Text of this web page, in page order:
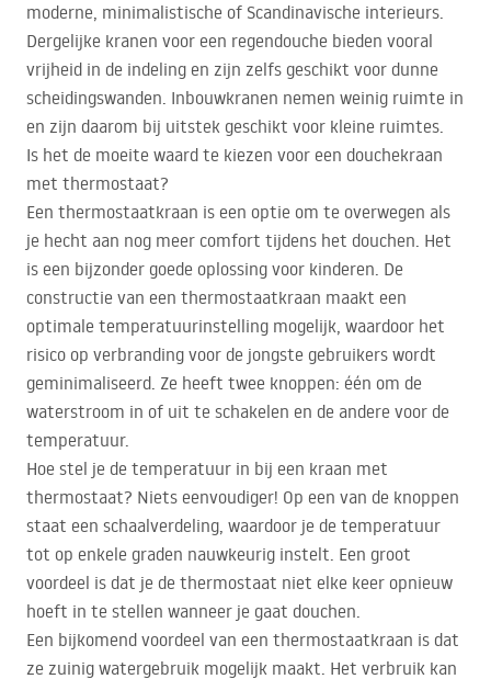
moderne, minimalistische of Scandinavische interieurs.
Dergelijke kranen voor een regendouche bieden vooral
vrijheid in de indeling en zijn zelfs geschikt voor dunne
scheidingswanden. Inbouwkranen nemen weinig ruimte in
en zijn daarom bij uitstek geschikt voor kleine ruimtes.
Is het de moeite waard te kiezen voor een douchekraan
met thermostaat?
Een thermostaatkraan is een optie om te overwegen als
je hecht aan nog meer comfort tijdens het douchen. Het
is een bijzonder goede oplossing voor kinderen. De
constructie van een thermostaatkraan maakt een
optimale temperatuurinstelling mogelijk, waardoor het
risico op verbranding voor de jongste gebruikers wordt
geminimaliseerd. Ze heeft twee knoppen: één om de
waterstroom in of uit te schakelen en de andere voor de
temperatuur.
Hoe stel je de temperatuur in bij een kraan met
thermostaat? Niets eenvoudiger! Op een van de knoppen
staat een schaalverdeling, waardoor je de temperatuur
tot op enkele graden nauwkeurig instelt. Een groot
voordeel is dat je de thermostaat niet elke keer opnieuw
hoeft in te stellen wanneer je gaat douchen.
Een bijkomend voordeel van een thermostaatkraan is dat
ze zuinig watergebruik mogelijk maakt. Het verbruik kan